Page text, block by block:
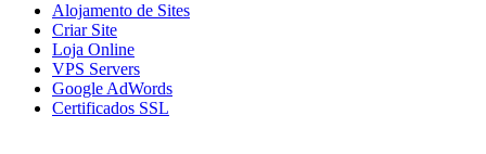
Alojamento de Sites
Criar Site
Loja Online
VPS Servers
Google AdWords
Certificados SSL